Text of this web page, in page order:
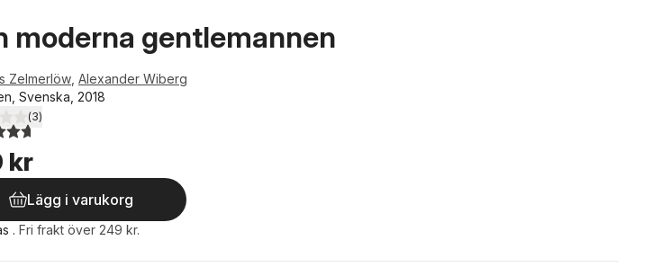
moderna gentlemannen
Zelmerlöw Alexander Wiberg
Svenska, 2018
stjärnor. Totalt antal röster:
(3)
kr
Lägg i varukorg
. Fri frakt över 249 kr.